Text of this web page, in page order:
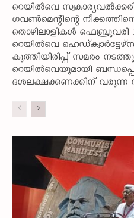
റെയിൽവെ
ഗവൺമെന്റിന്റെ
തൊഴിലാളികൾ ഫെബ്രുവരി
റെയിൽവെ
കുത്തിയിരിപ്പ്‌ സമരം
റെയിൽവെയുമായി
ദശലക്ഷക്കണക്കിന്‌ വരുന്ന